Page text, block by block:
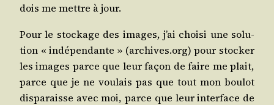
dois me mettre à jour.
Pour le sto­ckage des images, j’ai choi­si une solu­
tion « indé­pen­dante » (archives.org) pour sto­cker
les images parce que leur façon de faire me plait,
parce que je ne vou­lais pas que tout mon bou­lot
dis­pa­raisse avec moi, parce que leur inter­face de